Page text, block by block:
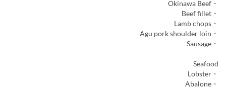
・Okinawa Beef
・Beef fillet
・Lamb chops
・Agu pork shoulder loin
・Sausage
Seafood
・Lobster
・Abalone